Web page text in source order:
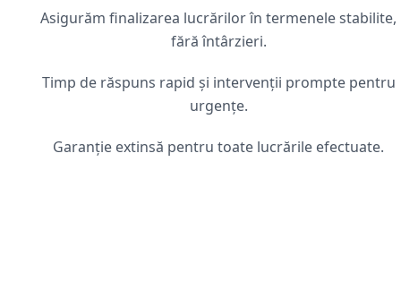
Asigurăm finalizarea lucrărilor în termenele stabilite,
fără întârzieri.
Timp de răspuns rapid și intervenții prompte pentru
urgențe.
Garanție extinsă pentru toate lucrările efectuate.